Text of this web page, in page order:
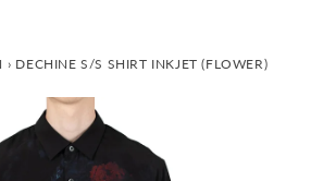
› DECHINE S/S SHIRT INKJET (FLOWER)